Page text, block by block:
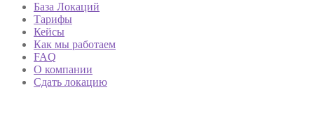
База Локаций
Тарифы
Кейсы
Как мы работаем
FAQ
О компании
Сдать локацию